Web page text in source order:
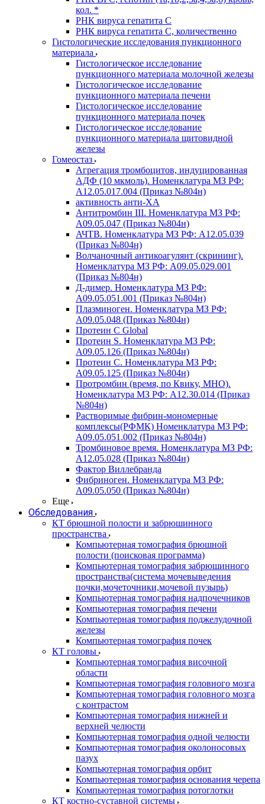
кол. *
РНК вируса гепатита C
РНК вируса гепатита C, количественно
Гистологические исследования пункционного
материала
Гистологическое исследование
пункционного материала молочной железы
Гистологическое исследование
пункционного материала печени
Гистологическое исследование
пункционного материала почек
Гистологическое исследование
пункционного материала щитовидной
железы
Гомеостаз
Агрегация тромбоцитов, индуцированная
АДФ (10 мкмоль). Номенклатура МЗ РФ:
A12.05.017.004 (Приказ №804н)
активность анти-ХА
Антитромбин III. Номенклатура МЗ РФ:
A09.05.047 (Приказ №804н)
АЧТВ. Номенклатура МЗ РФ: A12.05.039
(Приказ №804н)
Волчаночный антикоагулянт (скрининг).
Номенклатура МЗ РФ: A09.05.029.001
(Приказ №804н)
Д-димер. Номенклатура МЗ РФ:
A09.05.051.001 (Приказ №804н)
Плазминоген. Номенклатура МЗ РФ:
A09.05.048 (Приказ №804н)
Протеин C Global
Протеин S. Номенклатура МЗ РФ:
A09.05.126 (Приказ №804н)
Протеин С. Номенклатура МЗ РФ:
A09.05.125 (Приказ №804н)
Протромбин (время, по Квику, МНО).
Номенклатура МЗ РФ: A12.30.014 (Приказ
№804н)
Растворимые фибрин-мономерные
комплексы(РФМК) Номенклатура МЗ РФ:
A09.05.051.002 (Приказ №804н)
Тромбиновое время. Номенклатура МЗ РФ:
A12.05.028 (Приказ №804н)
Фактор Виллебранда
Фибриноген. Номенклатура МЗ РФ:
A09.05.050 (Приказ №804н)
Еще
Обследования
КТ брюшной полости и забрюшинного
пространства
Компьютерная томография брюшной
полости (поисковая программа)
Компьютерная томография забрюшинного
пространства(система мочевыведения
почки,мочеточники,мочевой пузырь)
Компьютерная томография надпочечников
Компьютерная томография печени
Компьютерная томография поджелудочной
железы
Компьютерная томография почек
КТ головы
Компьютерная томография височной
области
Компьютерная томография головного мозга
Компьютерная томография головного мозга
с контрастом
Компьютерная томография нижней и
верхней челюсти
Компьютерная томография одной челюсти
Компьютерная томография околоносовых
пазух
Компьютерная томография орбит
Компьютерная томография основания черепа
Компьютерная томография ротоглотки
КТ костно-суставной системы